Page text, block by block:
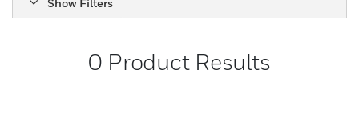
0 Product Results